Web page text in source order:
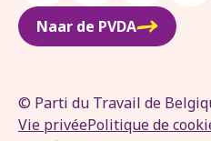
Naar de PVDA
© Parti du Travail de
Vie privéePolitique de